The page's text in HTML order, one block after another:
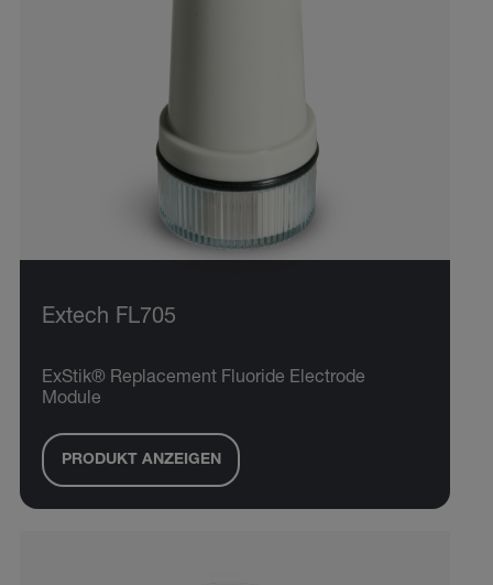
Extech FL705
ExStik® Replacement Fluoride Electrode
Module
PRODUKT ANZEIGEN